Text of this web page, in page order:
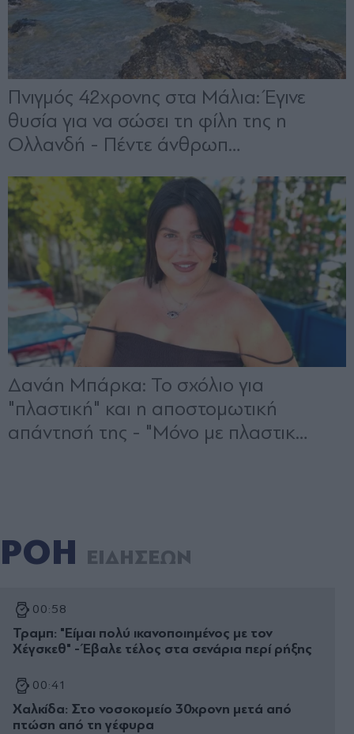
ΡΟΗ ΕΙΔΗΣΕΩΝ
00:58
Τραμπ: "Είμαι πολύ ικανοποιημένος με τον
Χέγσκεθ" - Έβαλε τέλος στα σενάρια περί ρήξης
00:41
Χαλκίδα: Στο νοσοκομείο 30χρονη μετά από
πτώση από τη γέφυρα